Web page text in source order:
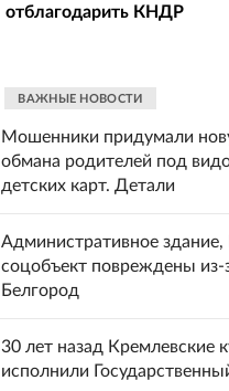
отблагодарить КНДР
ВАЖНЫЕ НОВОСТИ
Мошенники придумали
обмана родителей под
детских карт. Детали
Административное
соцобъект повреждены из-
Белгород
30 лет назад Кремлевские
исполнили